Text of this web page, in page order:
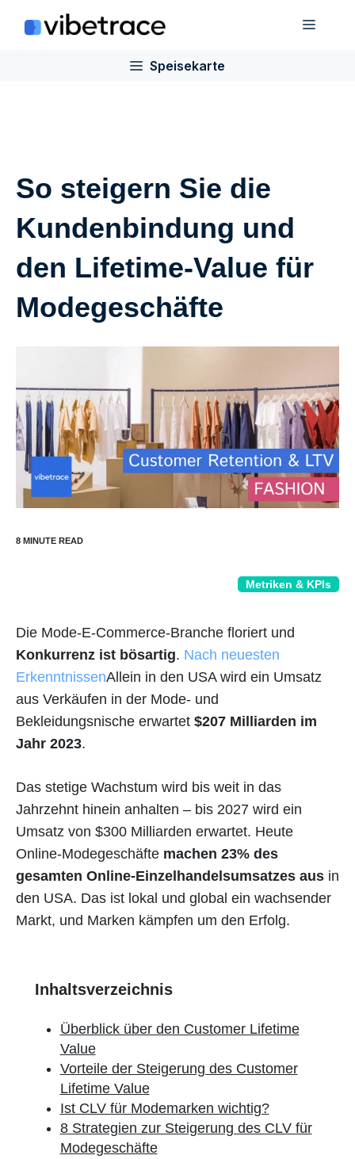
Inhalt
Speisekarte
So steigern Sie die
Kundenbindung und
den Lifetime-Value für
Modegeschäfte
Metriken & KPIs
Die Mode-E-Commerce-Branche floriert und
Konkurrenz ist bösartig. Nach neuesten
ErkenntnissenAllein in den USA wird ein Umsatz
aus Verkäufen in der Mode- und
Bekleidungsnische erwartet $207 Milliarden im
Jahr 2023.
Das stetige Wachstum wird bis weit in das
Jahrzehnt hinein anhalten – bis 2027 wird ein
Umsatz von $300 Milliarden erwartet. Heute
Online-Modegeschäfte machen 23% des
gesamten Online-Einzelhandelsumsatzes aus in
den USA. Das ist lokal und global ein wachsender
Markt, und Marken kämpfen um den Erfolg.
Inhaltsverzeichnis
Überblick über den Customer Lifetime
Value
Vorteile der Steigerung des Customer
Lifetime Value
Ist CLV für Modemarken wichtig?
8 Strategien zur Steigerung des CLV für
Modegeschäfte